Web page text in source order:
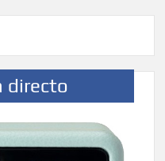
directo